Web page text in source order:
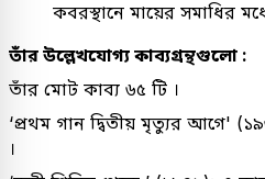
কবরস্থানে মায়ের সমাধির
তাঁর উল্লেখযোগ্য কাব্যগ্রন্থগুলো :
তাঁর মোট কাব্য ৬৫ টি ।
‘প্রথম গান দ্বিতীয় মৃত্যুর আগে'
।